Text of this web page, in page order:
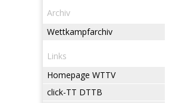
Archiv
Wettkampfarchiv
Links
Homepage WTTV
click-TT DTTB